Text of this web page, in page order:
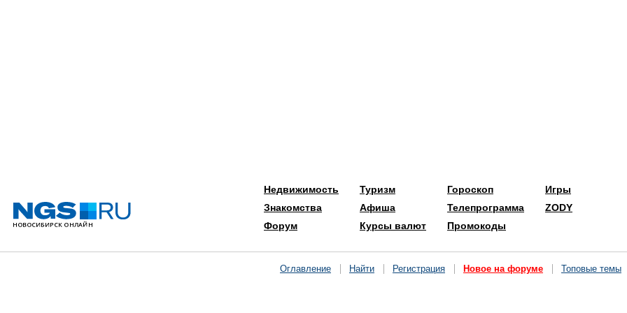
Недвижимость
Знакомства
Форум
Туризм
Афиша
Курсы валют
Гороскоп
Телепрограмма
Промокоды
Игры
ZODY
Оглавление Найти Регистрация Новое на форуме Топовые темы